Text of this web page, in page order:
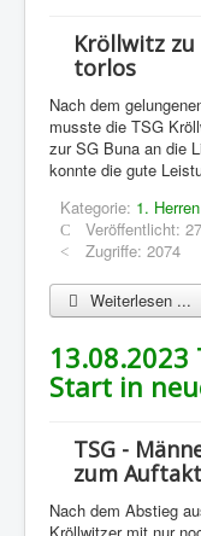
Kröllwitz zu
torlos
Nach dem
musste die TSG
zur SG Buna an die
konnte die gute
Kategorie: 1.
Veröffentlicht:
Zugriffe: 2074
Weiterlesen ...
13.08.2023
Start in
TSG -
zum
Nach dem Abstieg
Kröllwitzer mit nur